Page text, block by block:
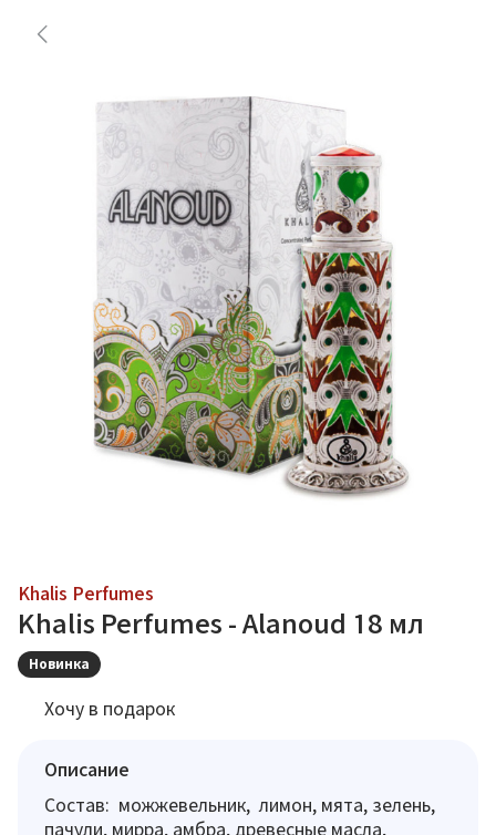
Khalis Perfumes
Khalis Perfumes - Alanoud 18 мл
Новинка
Хочу в подарок
Описание
Состав: можжевельник, лимон, мята, зелень,
пачули, мирра, амбра, древесные масла,